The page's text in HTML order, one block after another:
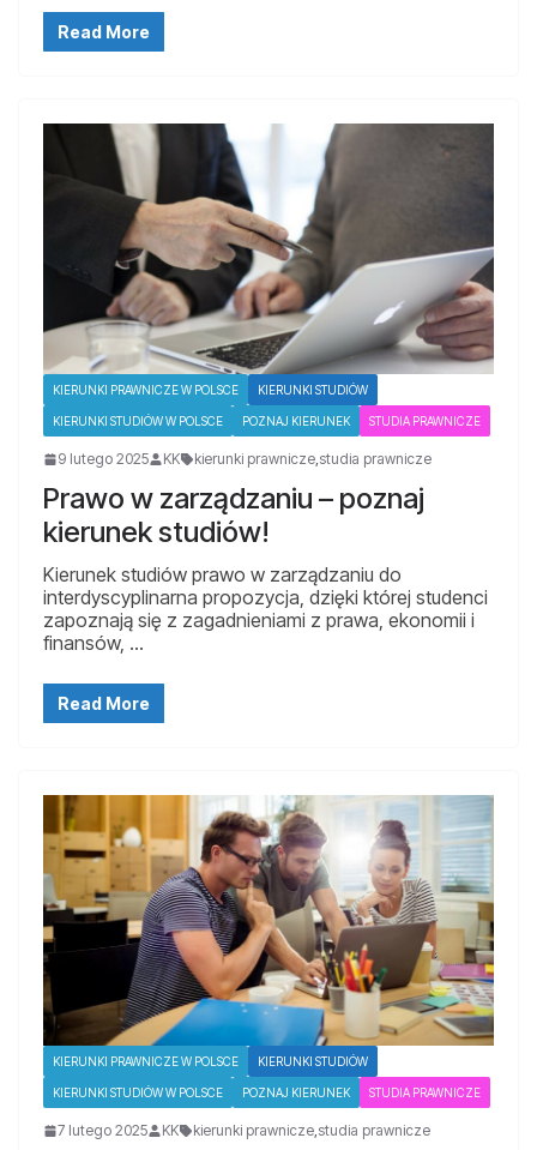
Read More
KIERUNKI PRAWNICZE W POLSCE KIERUNKI STUDIÓW
KIERUNKI STUDIÓW W POLSCE POZNAJ KIERUNEK STUDIA PRAWNICZE
9 lutego 2025 KK kierunki prawnicze studia prawnicze
Prawo w zarządzaniu – poznaj
kierunek studiów!
Kierunek studiów prawo w zarządzaniu do
interdyscyplinarna propozycja, dzięki której studenci
zapoznają się z zagadnieniami z prawa, ekonomii i
finansów, …
Read More
KIERUNKI PRAWNICZE W POLSCE KIERUNKI STUDIÓW
KIERUNKI STUDIÓW W POLSCE POZNAJ KIERUNEK STUDIA PRAWNICZE
7 lutego 2025 KK kierunki prawnicze studia prawnicze